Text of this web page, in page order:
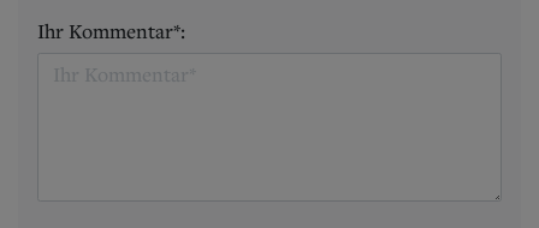
Ihr Kommentar*: